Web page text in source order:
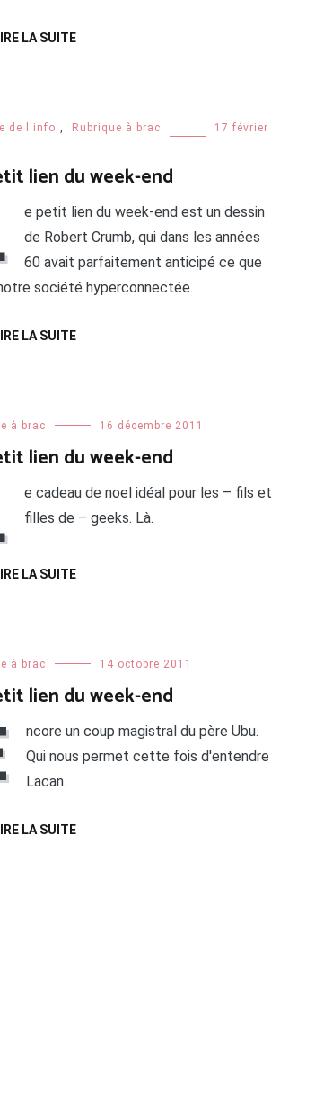
LA SUITE
de l'info , Rubrique à brac
17 février
lien du week-end
e petit lien du week-end est un dessin
de Robert Crumb, qui dans les années
60 avait parfaitement anticipé ce que
société hyperconnectée.
LA SUITE
à brac 16 décembre 2011
lien du week-end
e cadeau de noel idéal pour les – fils et
filles de – geeks. Là.
LA SUITE
à brac 14 octobre 2011
lien du week-end
ncore un coup magistral du père Ubu.
Qui nous permet cette fois d'entendre
Lacan.
LA SUITE